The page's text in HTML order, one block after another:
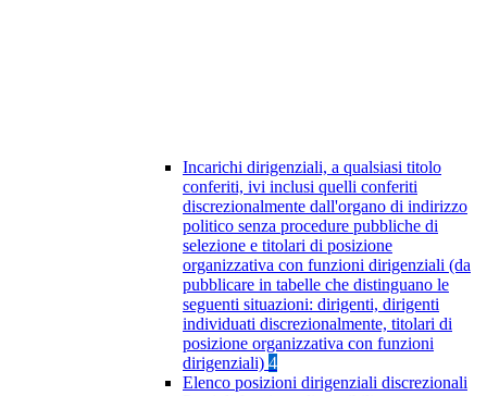
Incarichi dirigenziali, a qualsiasi titolo
conferiti, ivi inclusi quelli conferiti
discrezionalmente dall'organo di indirizzo
politico senza procedure pubbliche di
selezione e titolari di posizione
organizzativa con funzioni dirigenziali (da
pubblicare in tabelle che distinguano le
seguenti situazioni: dirigenti, dirigenti
individuati discrezionalmente, titolari di
posizione organizzativa con funzioni
dirigenziali) 4
Elenco posizioni dirigenziali discrezionali